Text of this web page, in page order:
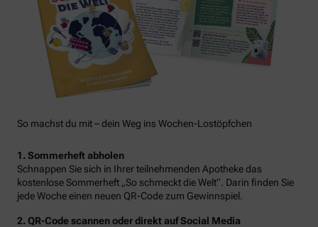
So machst du mit – dein Weg ins Wochen-Lostöpfchen
1. Sommerheft abholen
Schnappen Sie sich in Ihrer teilnehmenden Apotheke das
kostenlose Sommerheft „So schmeckt die Welt“. Darin finden Sie
jede Woche einen neuen QR-Code zum Gewinnspiel.
2. QR-Code scannen oder direkt auf Social Media